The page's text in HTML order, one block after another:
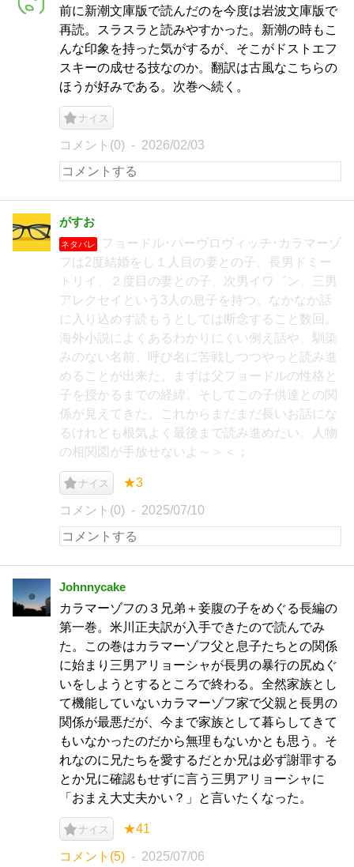
前に新潮文庫版で読んだのを今度は岩波文庫版で
再読。スラスラと読みやすかった。新潮の時もこ
んな印象を持った気がするが、そこがドストエフ
スキーの成せる技なのか。翻訳は古風なこちらの
ほうが好みである。次巻へ続く。
ナイス
コメント(0) 2026/02/03
がすお
ネタバレ
フョードル･パーヴロヴィッチ･カラマーゾ
フは2度結婚をし１人目の妻との子、長男ドミー
トリイ、２度目の妻との子、次男イワ゛ン、三男
アレクセイという3人の息子を持つ。なかなか話
に入り込めず読もうとしては断念すること数回。
海外小説によくあるわかりにくい例え話や、馴染
みのない名前、呼び名に苦戦しつつやっと読み進
めることが出来た。まずは父フョードルの性格と
子を授かるまでの経緯。そしてこの子供達との関
係が見えてきた。これからまだまだ長いお話にな
るけれども根気よく最後まで読み進めたい。人物
の相関図が手放せないよ～＞＜；
ナイス ★3
コメント(0) 2025/07/10
Johnnycake
カラマーゾフの３兄弟＋妾腹の子をめぐる長編の
第一巻。米川正夫訳が入手できたので読んでみ
た。この巻はカラマーゾフ父と息子たちとの関係
に始まり三男アリョーシャが長男の暴行の尻ぬぐ
いをしようとするところで終わる。全然家族とし
て機能していないカラマーゾフ家で父親と長男の
関係が最悪だが、今まで家族として暮らしてきて
もいなかったのだから無理もないかとも思う。そ
れなのに兄たちを愛するだとか兄は必ず謝罪する
とか兄に確認もせずに言う三男アリョーシャに
「おまえ大丈夫かい？」と言いたくなった。
ナイス ★41
コメント(5) 2025/07/06